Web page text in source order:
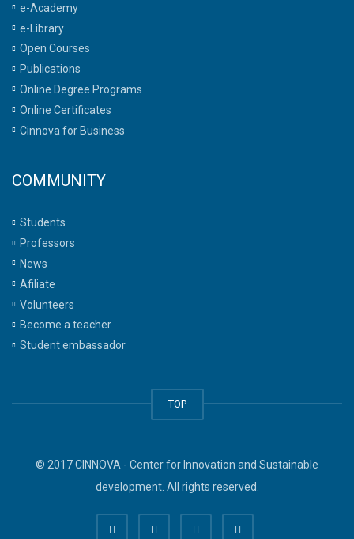
e-Academy
e-Library
Open Courses
Publications
Online Degree Programs
Online Certificates
Cinnova for Business
COMMUNITY
Students
Professors
News
Afiliate
Volunteers
Become a teacher
Student embassador
TOP
© 2017 CINNOVA - Center for Innovation and Sustainable
development. All rights reserved.